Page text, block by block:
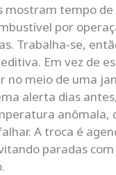
mostram tempo
por
Trabalha-se,
Em vez de
no meio de uma
alerta dias
anômala,
A troca é
paradas